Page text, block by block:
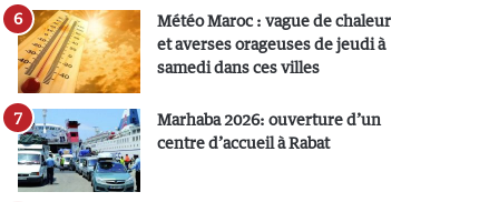
Météo Maroc : vague de chaleur
et averses orageuses de jeudi à
samedi dans ces villes
Marhaba 2026: ouverture d’un
centre d’accueil à Rabat